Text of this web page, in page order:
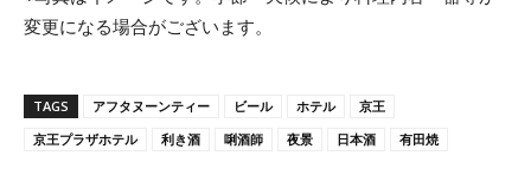
変更になる場合がございます。
TAGS アフタヌーンティー ビール ホテル
京王
京王プラザホテル
利き酒 唎酒師 夜景 日本酒 有田焼